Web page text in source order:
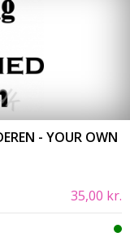
- YOUR OWN
35,00 kr.